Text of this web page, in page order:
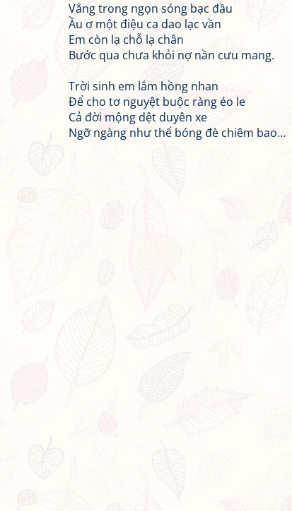
Vẳng trong ngọn sóng bạc đầu
Ầu ơ một điệu ca dao lạc vần
Em còn lạ chỗ lạ chân
Bước qua chưa khỏi nợ nần cưu mang.
Trời sinh em lắm hồng nhan
Để cho tơ nguyệt buộc ràng éo le
Cả đời mộng dệt duyên xe
Ngỡ ngàng như thể bóng đè chiêm bao…